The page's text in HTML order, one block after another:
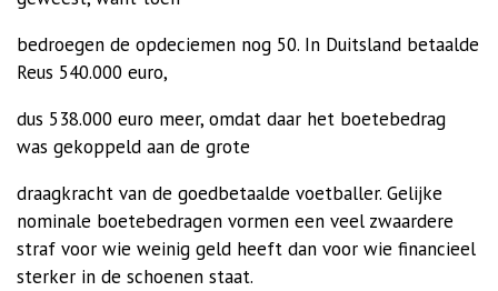
bedroegen de opdeciemen nog 50. In Duitsland betaalde
Reus 540.000 euro,
dus 538.000 euro meer, omdat daar het boetebedrag
was gekoppeld aan de grote
draagkracht van de goedbetaalde voetballer. Gelijke
nominale boetebedragen vormen een veel zwaardere
straf voor wie weinig geld heeft dan voor wie financieel
sterker in de schoenen staat.